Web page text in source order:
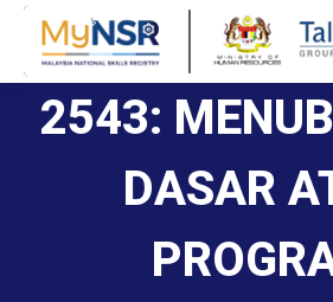
2543:
DASAR